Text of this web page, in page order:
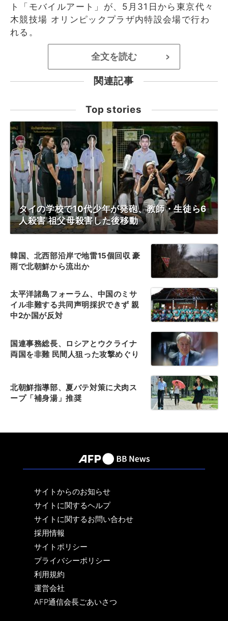
ト「モバイルアート」が、5月31日から東京代々
木競技場 オリンピックプラザ内特設会場で行わ
れる。
全文を読む >
関連記事
Top stories
タイの学校で10代少年が発砲、教師・生徒ら6
人殺害 祖父母殺害した後移動
韓国、北西部沿岸で地雷15個回収 豪
雨で北朝鮮から流出か
太平洋諸島フォーラム、中国のミサ
イル非難する共同声明採択できず 親
中2か国が反対
国連事務総長、ロシアとウクライナ
両国を非難 民間人狙った攻撃めぐり
北朝鮮指導部、夏バテ対策に犬肉ス
ープ「補身湯」推奨
サイトからのお知らせ
サイトに関するヘルプ
サイトに関するお問い合わせ
採用情報
サイトポリシー
プライバシーポリシー
利用規約
運営会社
AFP通信会長ごあいさつ